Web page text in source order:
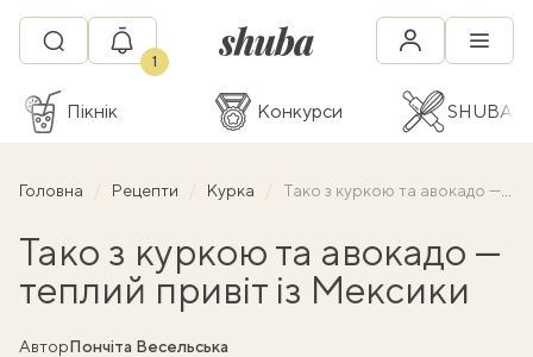
1
Пікнік Конкурси SHUBA
Головна Рецепти Курка Тако з куркою та авокадо — теплий привіт із Мексики
Тако з куркою та авокадо —
теплий привіт із Мексики
АвторПончіта Весельська